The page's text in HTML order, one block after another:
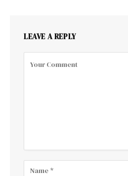
LEAVE A REPLY